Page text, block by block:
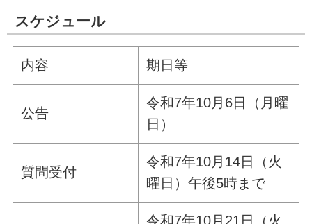
スケジュール
内容 期日等
公告
令和7年10月6日（月曜
日）
質問受付
令和7年10月14日（火
曜日）午後5時まで
令和7年10月21日（火